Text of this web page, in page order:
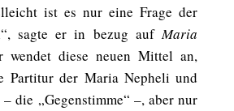
ist es nur eine Frage der
sagte er in bezug aufMaria
wendet diese neuen Mittel an,
Partitur der Maria Nepheli und
die „Gegenstimme“ –, aber nur